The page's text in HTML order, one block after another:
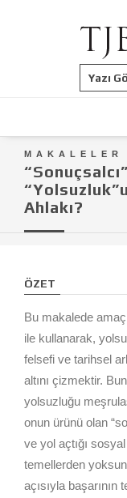
Yazı
MAKALELER
Ahlakı?
ÖZET
Bu makalede
ile kullanarak,
felsefi ve tarihsel
altını çizmektir.
yolsuzluğu
onun ürünü olan
ve yol açtığı
temellerden
açısıyla